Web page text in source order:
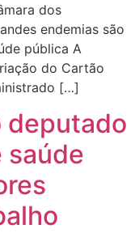
dos
endemias são
pública A
do Cartão
[…]
deputado
saúde